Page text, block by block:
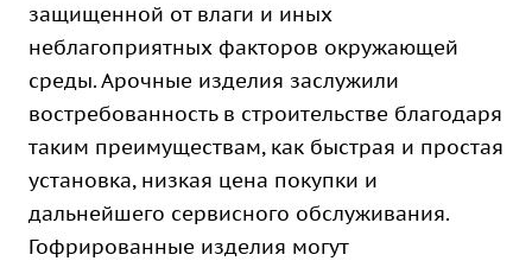
защищенной от влаги и иных
неблагоприятных факторов окружающей
среды. Арочные изделия заслужили
востребованность в строительстве благодаря
таким преимуществам, как быстрая и простая
установка, низкая цена покупки и
дальнейшего сервисного обслуживания.
Гофрированные изделия могут